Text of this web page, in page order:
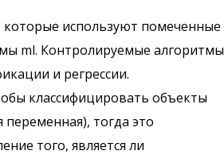
которые используют помеченные
ml. Контролируемые алгоритмы
и регрессии.
классифицировать объекты
тогда это
того, является ли